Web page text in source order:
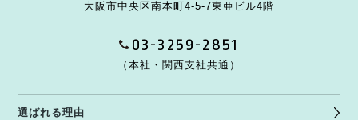
大阪市中央区南本町4-5-7東亜ビル4階
03-3259-2851
（本社・関西支社共通）
選ばれる理由